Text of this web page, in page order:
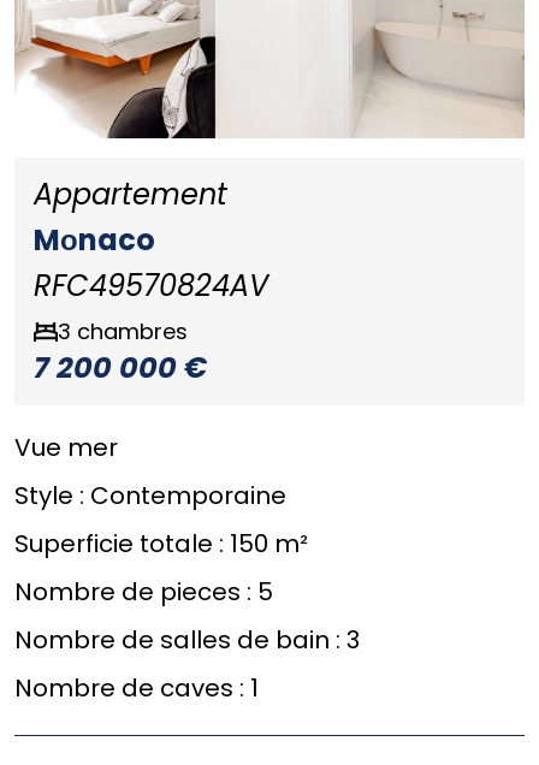
Appartement
Mоnaco
RFC49570824AV
3 chambres
7 200 000 €
Vue mer
Style : Contemporaine
Superficie totale : 150 m²
Nombre de pieces : 5
Nombre de salles de bain : 3
Nombre de caves : 1